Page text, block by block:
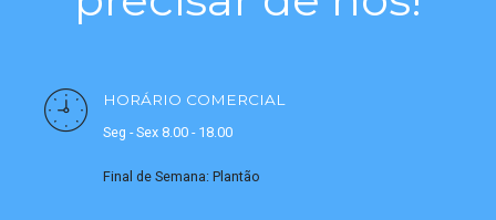
HORÁRIO COMERCIAL
Seg - Sex 8.00 - 18.00
Final de Semana: Plantão